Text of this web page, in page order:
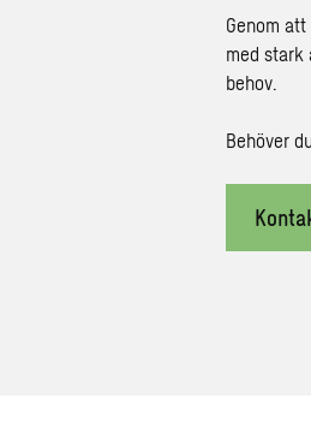
Genom
med stark
behov.
Behöver